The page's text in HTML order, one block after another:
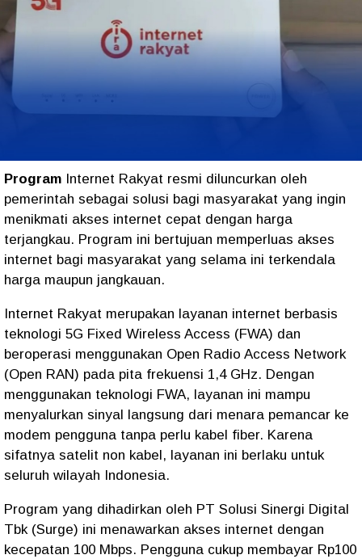
Program Internet Rakyat resmi diluncurkan oleh
pemerintah sebagai solusi bagi masyarakat yang ingin
menikmati akses internet cepat dengan harga
terjangkau. Program ini bertujuan memperluas akses
internet bagi masyarakat yang selama ini terkendala
harga maupun jangkauan.
Internet Rakyat merupakan layanan internet berbasis
teknologi 5G Fixed Wireless Access (FWA) dan
beroperasi menggunakan Open Radio Access Network
(Open RAN) pada pita frekuensi 1,4 GHz. Dengan
menggunakan teknologi FWA, layanan ini mampu
menyalurkan sinyal langsung dari menara pemancar ke
modem pengguna tanpa perlu kabel fiber. Karena
sifatnya satelit non kabel, layanan ini berlaku untuk
seluruh wilayah Indonesia.
Program yang dihadirkan oleh PT Solusi Sinergi Digital
Tbk (Surge) ini menawarkan akses internet dengan
kecepatan 100 Mbps. Pengguna cukup membayar Rp100